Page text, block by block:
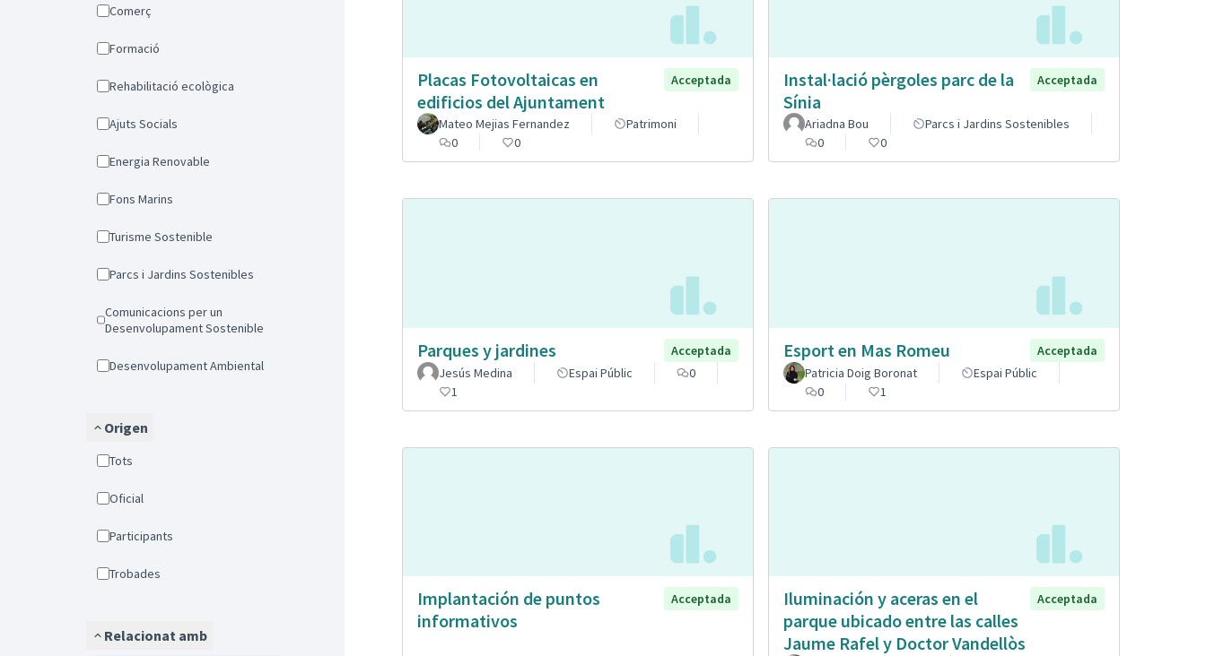
Comerç
Formació
Rehabilitació ecològica
Ajuts Socials
Energia Renovable
Fons Marins
Turisme Sostenible
Parcs i Jardins Sostenibles
Comunicacions per un
Desenvolupament Sostenible
Desenvolupament Ambiental
Origen
Tots
Oficial
Participants
Trobades
Relacionat amb
Placas Fotovoltaicas en
edificios del Ajuntament
Acceptada
Mateo Mejias Fernandez
Patrimoni
0
0
Instal·lació pèrgoles parc de la
Sínia
Acceptada
Ariadna Bou
Parcs i Jardins Sostenibles
0
0
Parques y jardines
Acceptada
Jesús Medina
Espai Públic
0
1
Esport en Mas Romeu
Acceptada
Patricia Doig Boronat
Espai Públic
0
1
Implantación de puntos
informativos
Acceptada
Iluminación y aceras en el
parque ubicado entre las calles
Jaume Rafel y Doctor Vandellòs
Acceptada